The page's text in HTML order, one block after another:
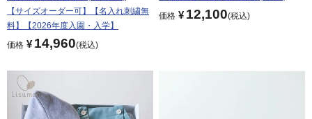
【サイズオーダー可】【名入れ刺繍無
料】【2026年度入園・入学】
価格 ¥ 14,960 税込
価格 ¥ 12,100 税込